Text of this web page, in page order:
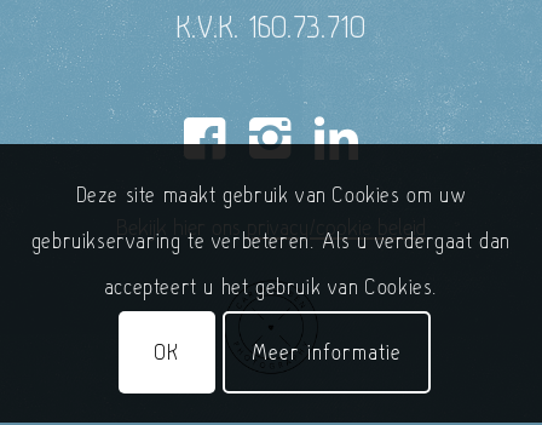
K.V.K. 160.73.710
Bekijk hier ons privacy/cookie beleid
Deze site maakt gebruik van Cookies om uw
gebruikservaring te verbeteren. Als u verdergaat dan
accepteert u het gebruik van Cookies.
OK Meer informatie